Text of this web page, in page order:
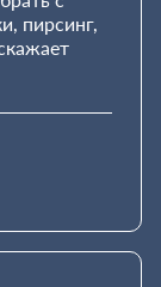
пирсинг,